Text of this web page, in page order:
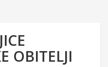
OBITELJI